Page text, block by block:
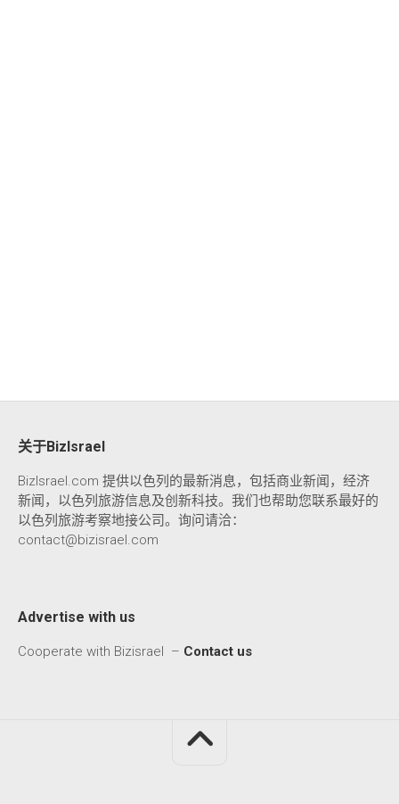
关于BizIsrael
BizIsrael.com 提供以色列的最新消息，包括商业新闻，经济
新闻，以色列旅游信息及创新科技。我们也帮助您联系最好的
以色列旅游考察地接公司。询问请洽：
contact@bizisrael.com
Advertise with us
Cooperate with Bizisrael – Contact us